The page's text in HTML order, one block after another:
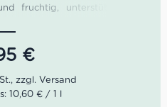
fruchtig, unterstützt von
Wein aus Italien liegt
wunderbar für den Solo-
vortrefflich mit Eierspeisen,
Saucen, Gratin, Gemüse
€
10,60 € / 1 l